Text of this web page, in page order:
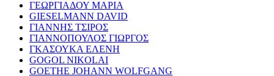
ΓΕΩΡΓΙΑΔΟΥ ΜΑΡΙΑ
GIESELMANN DAVID
ΓΙΑΝΝΗΣ ΤΣΙΡΟΣ
ΓΙΑΝΝΟΠΟΥΛΟΣ ΓΙΩΡΓΟΣ
ΓΚΑΣΟΥΚΑ ΕΛΕΝΗ
GOGOL NIKOLAI
GOETHE JOHANN WOLFGANG